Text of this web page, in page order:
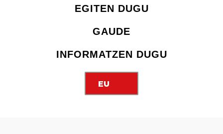
EGITEN DUGU
GAUDE
INFORMATZEN DUGU
EU